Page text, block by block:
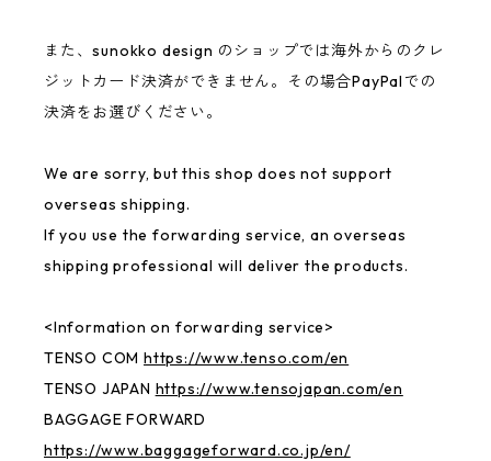
また、sunokko design のショップでは海外からのクレ
ジットカード決済ができません。その場合PayPalでの
決済をお選びください。
We are sorry, but this shop does not support
overseas shipping.
If you use the forwarding service, an overseas
shipping professional will deliver the products.
<Information on forwarding service>
TENSO COMhttps://www.tenso.com/en
TENSO JAPAN https://www.tensojapan.com/en
BAGGAGE FORWARD
https://www.baggageforward.co.jp/en/